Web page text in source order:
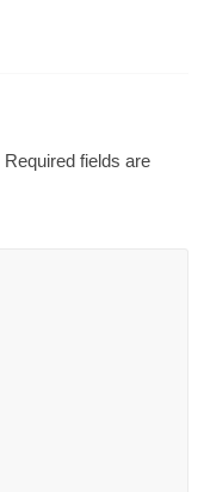
Required fields are